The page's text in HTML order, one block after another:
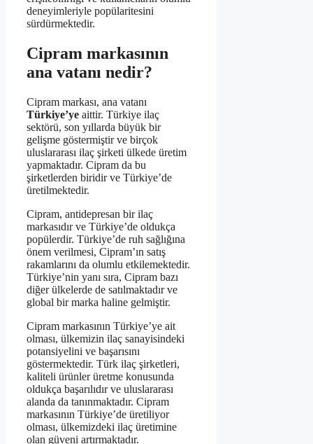
deneyimleriyle popülaritesini
sürdürmektedir.
Cipram markasının
ana vatanı nedir?
Cipram markası, ana vatanı
Türkiye’ye aittir. Türkiye ilaç
sektörü, son yıllarda büyük bir
gelişme göstermiştir ve birçok
uluslararası ilaç şirketi ülkede üretim
yapmaktadır. Cipram da bu
şirketlerden biridir ve Türkiye’de
üretilmektedir.
Cipram, antidepresan bir ilaç
markasıdır ve Türkiye’de oldukça
popülerdir. Türkiye’de ruh sağlığına
önem verilmesi, Cipram’ın satış
rakamlarını da olumlu etkilemektedir.
Türkiye’nin yanı sıra, Cipram bazı
diğer ülkelerde de satılmaktadır ve
global bir marka haline gelmiştir.
Cipram markasının Türkiye’ye ait
olması, ülkemizin ilaç sanayisindeki
potansiyelini ve başarısını
göstermektedir. Türk ilaç şirketleri,
kaliteli ürünler üretme konusunda
oldukça başarılıdır ve uluslararası
alanda da tanınmaktadır. Cipram
markasının Türkiye’de üretiliyor
olması, ülkemizdeki ilaç üretimine
olan güveni artırmaktadır.